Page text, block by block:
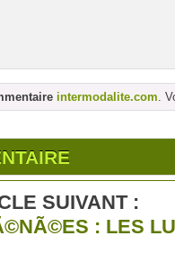
intermodalite.com.
SUIVANT :
: LES